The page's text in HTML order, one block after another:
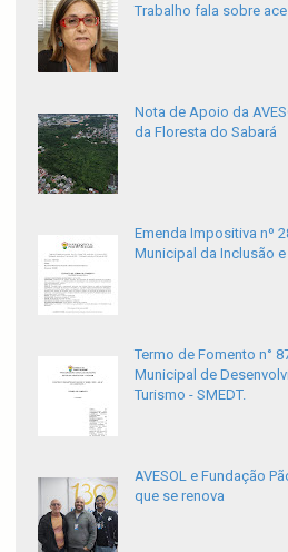
Trabalho fala sobre
Nota de Apoio da
da Floresta do Sabará
Emenda Impositiva nº
Municipal da Inclusão
Termo de Fomento n°
Municipal de
Turismo - SMEDT.
AVESOL e Fundação
que se renova